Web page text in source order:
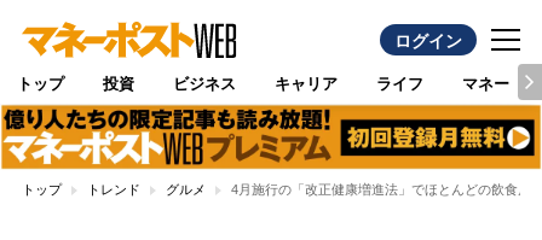
ログイン
トップ 投資 ビジネス キャリア ライフ マネー
トップ トレンド グルメ 4月施行の「改正健康増進法」でほとんどの飲食店